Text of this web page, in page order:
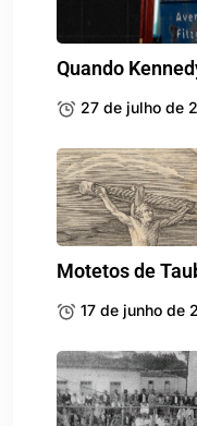
Quando
27 de julho de
Motetos de
17 de junho de